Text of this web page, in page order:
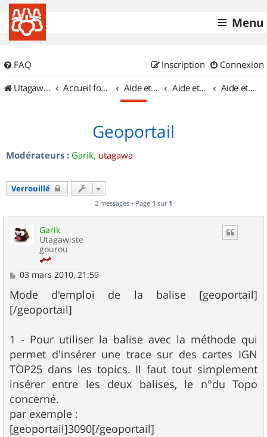
Menu
FAQ Connexion
Inscription
UtagawaVTT (Randos VTT et VTTAE avec traces GPS)
Accueil forum Aide et documentation Aide et documentation Aide et documentation des balises
Geoportail
Modérateurs : Garik, utagawa
Verrouillé
2 messages • Page 1 sur 1
Garik
Utagawiste
gourou
M
s
s
a
03 mars 2010, 21:59
Mode d'emploi de la balise [geoportail]
[/geoportail]
1 - Pour utiliser la balise avec la méthode qui
permet d'insérer une trace sur des cartes IGN
TOP25 dans les topics. Il faut tout simplement
insérer entre les deux balises, le n°du Topo
concerné.
par exemple :
[geoportail]3090[/geoportail]